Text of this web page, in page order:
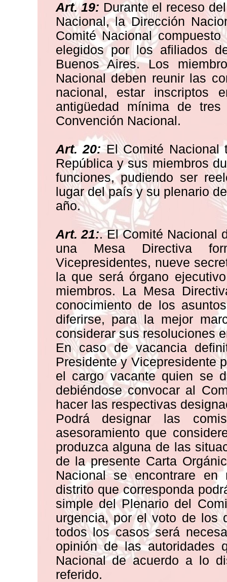
Art. 19: Durante el receso
Nacional, la Dirección
Comité Nacional
elegidos por los afiliados
Buenos Aires. Los
Nacional deben reunir las
nacional, estar inscriptos
antigüedad mínima de
Convención Nacional.
Art. 20:El Comité Nacional
República y sus miembros
funciones, pudiendo ser
lugar del país y su plenario
año.
Art. 21:. El Comité Nacional
una Mesa Directiva
Vicepresidentes, nueve
la que será órgano
miembros. La Mesa
conocimiento de los
diferirse, para la mejor
considerar sus resoluciones
En caso de vacancia
Presidente y Vicepresidente
el cargo vacante quien se
debiéndose convocar al
hacer las respectivas
Podrá designar las
asesoramiento que
produzca alguna de las
de la presente Carta
Nacional se encontrare
distrito que corresponda
simple del Plenario del
urgencia, por el voto de los
todos los casos será
opinión de las autoridades
Nacional de acuerdo a lo
referido.